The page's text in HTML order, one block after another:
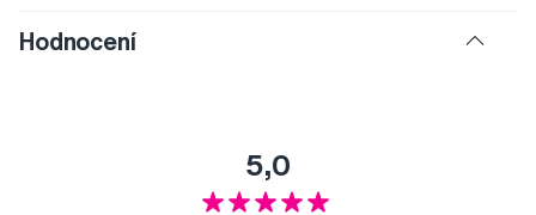
Hodnocení
5,0